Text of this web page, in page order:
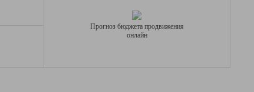
Прогноз бюджета продвижения
онлайн